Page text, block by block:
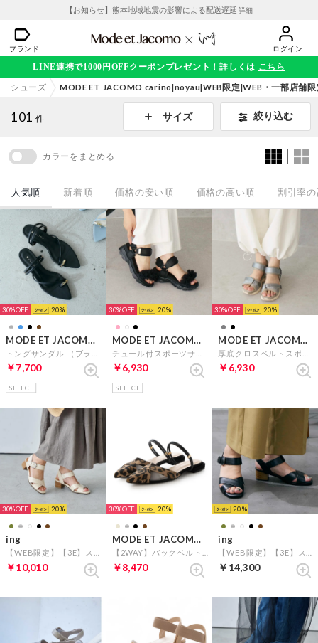
【お知らせ】熊本地域地震の影響による配送遅延 詳細
ブランド ログイン
LINE連携で1000円OFFクーポンプレゼント！詳しくは こちら
シューズ MODE ET JACOMO carino|noyau|WEB限定|WEB・一部店舗
101 件 サイズ 絞り込む
カラーをまとめる
人気順 新着順 価格の安い順 価格の高い順 割引率
30% 20
MODE ET JACOMO carino
￥7,700
SELECT
30% 20
MODE ET JACOMO carino
￥6,930
SELECT
30% 20
MODE ET JACOMO carino
￥6,930
30% 20
ing
￥10,010
30% 20
MODE ET JACOMO carino
￥8,470
20
ing
￥14,300